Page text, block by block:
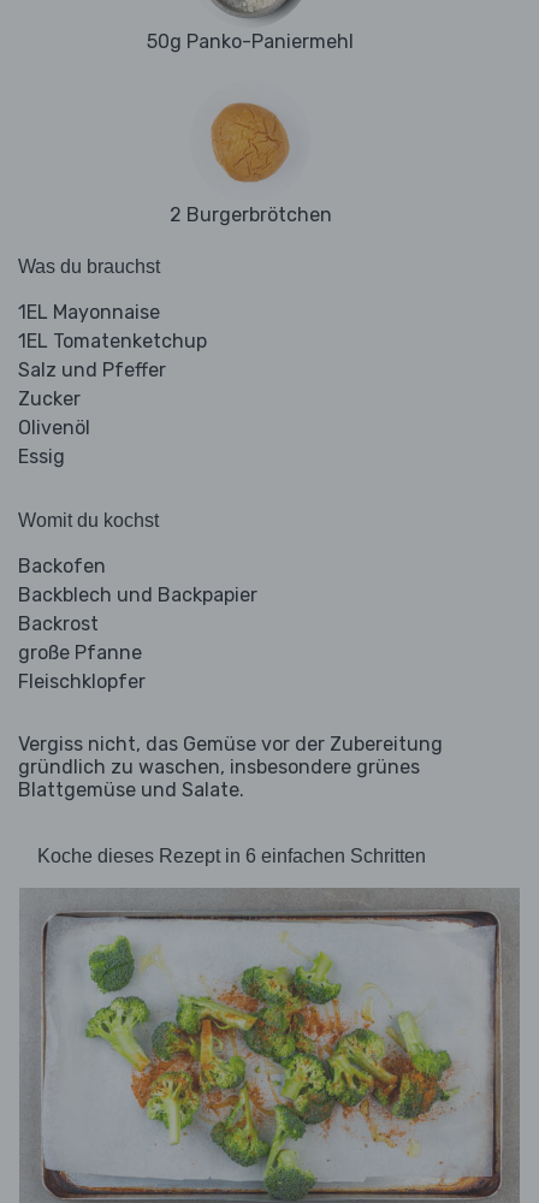
50g Panko-Paniermehl
2 Burgerbrötchen
Was du brauchst
1EL Mayonnaise
1EL Tomatenketchup
Salz und Pfeffer
Zucker
Olivenöl
Essig
Womit du kochst
Backofen
Backblech und Backpapier
Backrost
große Pfanne
Fleischklopfer
Vergiss nicht, das Gemüse vor der Zubereitung
gründlich zu waschen, insbesondere grünes
Blattgemüse und Salate.
Koche dieses Rezept in 6 einfachen Schritten